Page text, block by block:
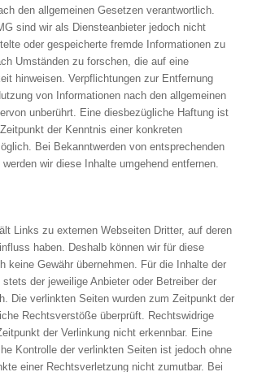
den allgemeinen Gesetzen verantwortlich.
sind wir als Diensteanbieter jedoch nicht
oder gespeicherte fremde Informationen zu
Umständen zu forschen, die auf eine
hinweisen. Verpflichtungen zur Entfernung
von Informationen nach den allgemeinen
unberührt. Eine diesbezügliche Haftung ist
der Kenntnis einer konkreten
Bei Bekanntwerden von entsprechenden
wir diese Inhalte umgehend entfernen.
Links zu externen Webseiten Dritter, auf deren
haben. Deshalb können wir für diese
keine Gewähr übernehmen. Für die Inhalte der
der jeweilige Anbieter oder Betreiber der
Die verlinkten Seiten wurden zum Zeitpunkt der
Rechtsverstöße überprüft. Rechtswidrige
der Verlinkung nicht erkennbar. Eine
Kontrolle der verlinkten Seiten ist jedoch ohne
einer Rechtsverletzung nicht zumutbar. Bei